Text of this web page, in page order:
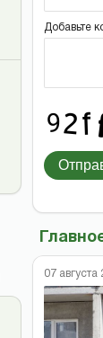
Добавьте
07 августа